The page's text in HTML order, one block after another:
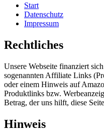
Start
Datenschutz
Impressum
Rechtliches
Unsere Webseite finanziert
sogenannten Affiliate Links
oder einem Hinweis auf
Produktlinks bzw.
Betrag, der uns hilft, diese
Hinweis